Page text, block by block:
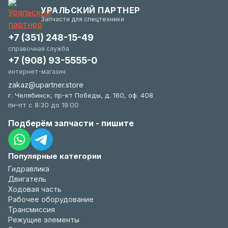
гибки и всегда заинтересованы в вашем
удобстве.
УРАЛЬСКИЙ ПАРТНЕР
Запчасти для спецтехники
Популярные категории
Гидравлика
Двигатель
Ходовая часть
Рабочее оборудование
Трансмиссия
Режущие элементы
+7 (351) 248-15-49
справочная служба
+7 (908) 93-5555-0
интернет-магазин
zakaz@upartner.store
г. Челябинск, пр-кт Победы, д. 160, оф. 408
пн–пт с 8:30 до 19:00
Подберём запчасти - пишите